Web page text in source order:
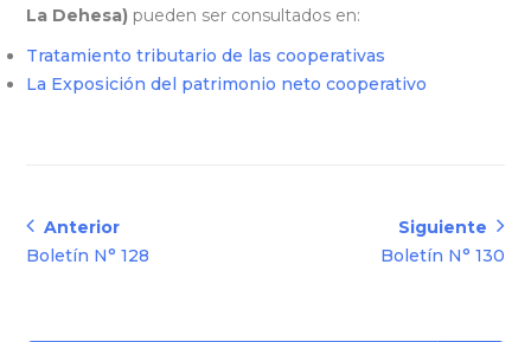
La Dehesa) pueden ser consultados en:
Tratamiento tributario de las cooperativas
La Exposición del patrimonio neto cooperativo
Navegación
de
Anterior
Anterior:
Boletín N° 128
Siguiente
Siguiente:
Boletín N° 130